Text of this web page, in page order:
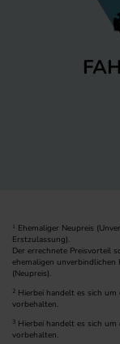
1
Ehemaliger Neupreis
Erstzulassung).
Der errechnete Preisvorteil
ehemaligen
(Neupreis).
2 Hierbei handelt es sich
vorbehalten.
3 Hierbei handelt es sich
vorbehalten.